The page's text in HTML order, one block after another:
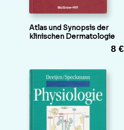
Atlas und Synopsis der
klinischen Dermatologie
8 €